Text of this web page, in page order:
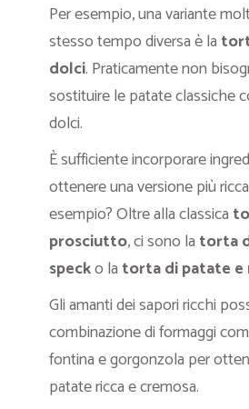
Per esempio, una variante
stesso tempo diversa è la
dolci. Praticamente non
sostituire le patate classiche
dolci.
È sufficiente incorporare
ottenere una versione più
esempio? Oltre alla classica
prosciutto, ci sono la torta
specko la torta di patate
Gli amanti dei sapori ricchi
combinazione di formaggi
fontina e gorgonzola per
patate ricca e cremosa.